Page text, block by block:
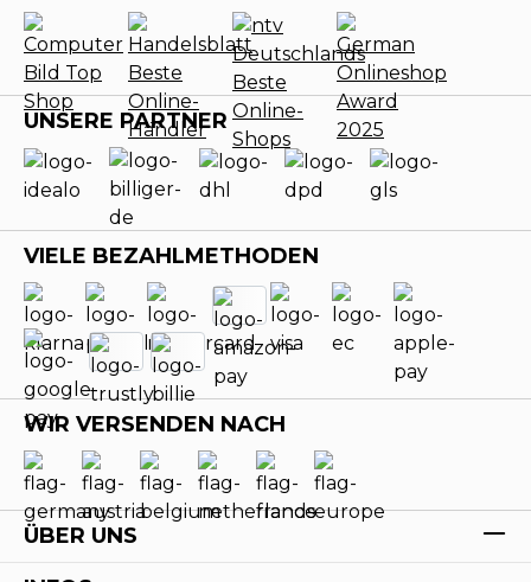
UNSERE PARTNER
VIELE BEZAHLMETHODEN
WIR VERSENDEN NACH
ÜBER UNS